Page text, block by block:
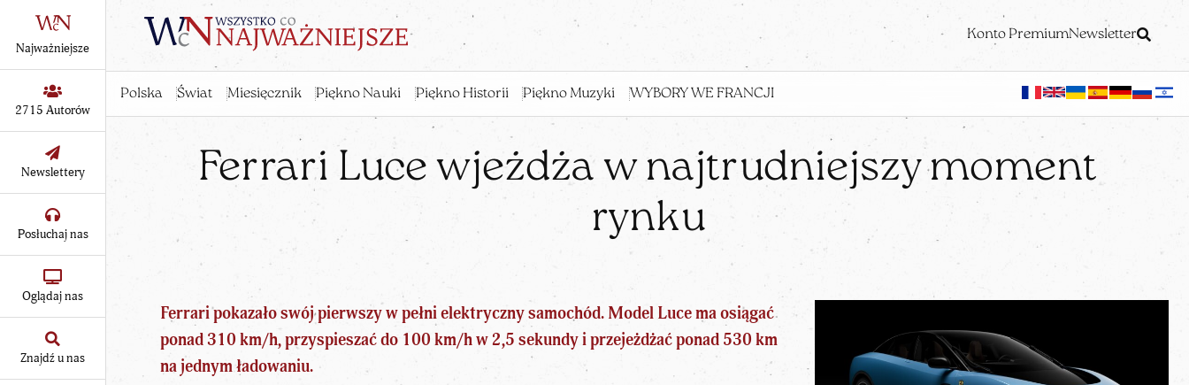
Konto PremiumNewsletter
Polska Świat Miesięcznik Piękno Nauki Piękno Historii Piękno Muzyki WYBORY WE FRANCJI
Najważniejsze
2715 Autorów
Newslettery
Posłuchaj nas
Oglądaj nas
Znajdź u nas
Ferrari Luce wjeżdża w najtrudniejszy moment
rynku
Ferrari pokazało swój pierwszy w pełni elektryczny samochód. Model Luce ma osiągać
ponad 310 km/h, przyspieszać do 100 km/h w 2,5 sekundy i przejeżdżać ponad 530 km
na jednym ładowaniu.